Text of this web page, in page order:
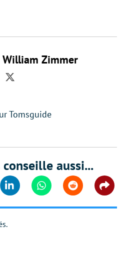
William Zimmer
Twitter
Tomsguide
aussi...
Linkedin WhatsappReddit